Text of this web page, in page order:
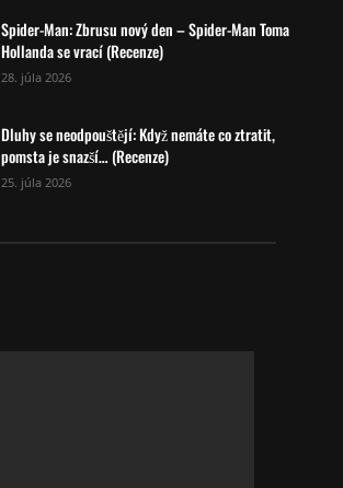
Spider-Man: Zbrusu nový den – Spider-Man Toma
Hollanda se vrací (Recenze)
28. júla 2026
Dluhy se neodpouštějí: Když nemáte co ztratit,
pomsta je snazší… (Recenze)
25. júla 2026